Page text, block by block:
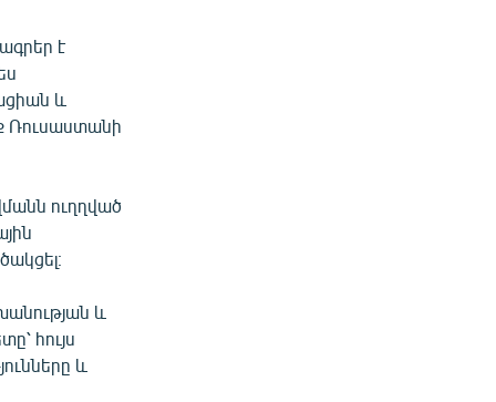
է
և
Ռուսաստանի
ուղղված
և
հույս
և